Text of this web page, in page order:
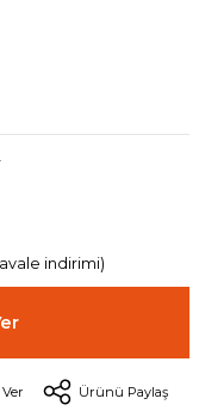
indirimi)
Ürünü Paylaş